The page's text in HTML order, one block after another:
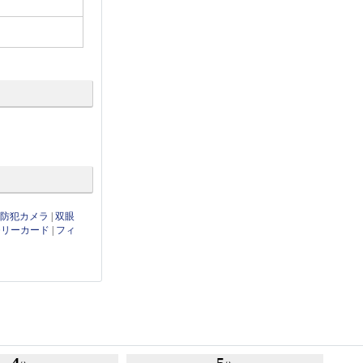
犯カメラ |双眼
ーカード
フィ